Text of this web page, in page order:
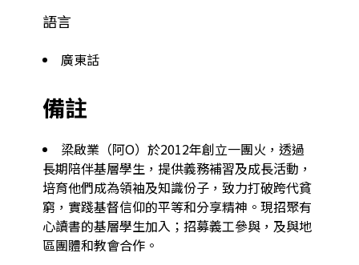
語言
廣東話
備註
梁啟業（阿O）於2012年創立一團火，透過
長期陪伴基層學生，提供義務補習及成長活動，
培育他們成為領袖及知識份子，致力打破跨代貧
窮，實踐基督信仰的平等和分享精神。現招聚有
心讀書的基層學生加入；招募義工參與，及與地
區團體和教會合作。